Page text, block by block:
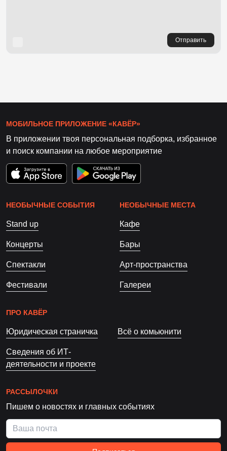
Отправить
МОБИЛЬНОЕ ПРИЛОЖЕНИЕ «КАВЁР»
В приложении твоя персональная подборка, избранное
и поиск компании на любое мероприятие
НЕОБЫЧНЫЕ СОБЫТИЯ
Stand up
Концерты
Спектакли
Фестивали
НЕОБЫЧНЫЕ МЕСТА
Кафе
Бары
Арт-пространства
Галереи
ПРО КАВЁР
Юридическая страничка Всё о комьюнити
Сведения об ИТ-
деятельности и проекте
РАССЫЛОЧКИ
Пишем о новостях и главных событиях